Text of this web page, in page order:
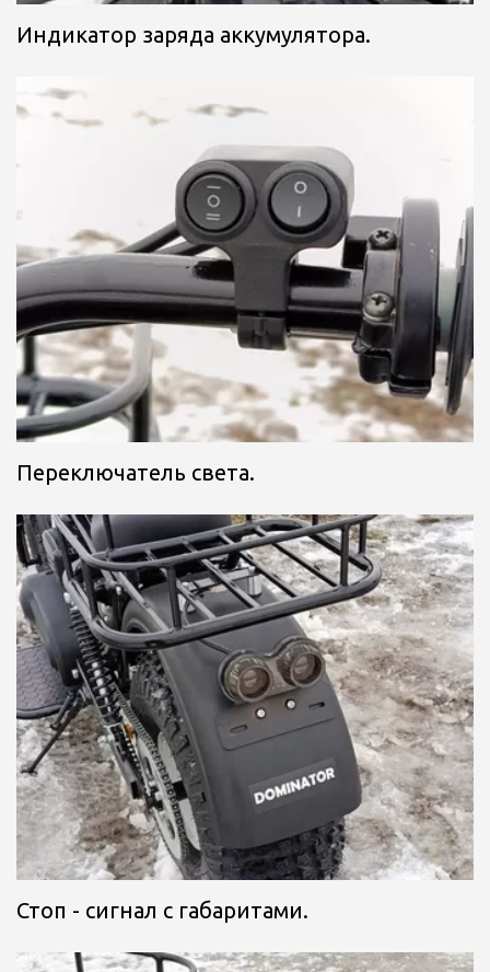
Индикатор заряда аккумулятора.
Переключатель света.
Стоп - сигнал с габаритами.